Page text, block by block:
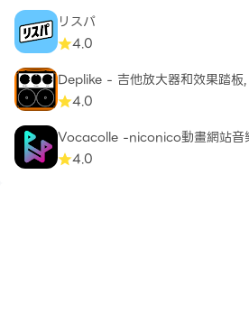
リスパ
4.0
Deplike - 吉他放大器和效果踏板
4.0
Vocacolle -niconico動畫網站音
4.0